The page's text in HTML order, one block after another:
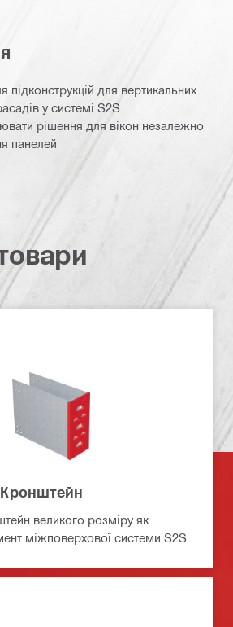
підконструкцій для вертикальних
у системі S2S
рішення для вікон незалежно
панелей
Кронштейн
великого розміру як
міжповерхової системи S2S